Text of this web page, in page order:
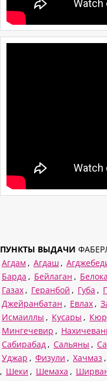
ПУНКТЫ ВЫДАЧИ
Агдам , Агдаш ,
Барда , Бейлаган ,
Газах , Геранбой , Губа ,
Джейранбатан , Евлах ,
Исмаиллы , Кусары ,
Мингечевир ,
Сабирабад , Сальяны ,
Уджар , Физули , Хачмаз ,
, Шеки , Шемаха ,